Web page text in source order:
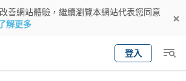
善網站體驗，繼續瀏覽本網站代表您同意
解更多
登入